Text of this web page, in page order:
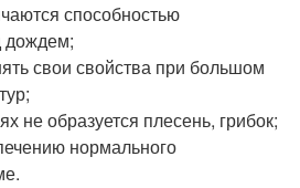
способностью
дождем;
свои свойства при большом
не образуется плесень, грибок;
нормального